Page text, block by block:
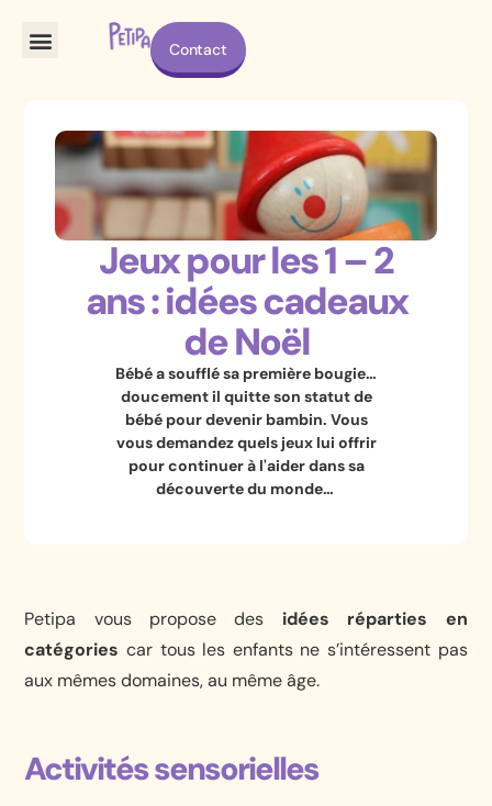
Contact
Jeux pour les 1 – 2
ans : idées cadeaux
de Noël
Bébé a soufflé sa première bougie…
doucement il quitte son statut de
bébé pour devenir bambin. Vous
vous demandez quels jeux lui offrir
pour continuer à l'aider dans sa
découverte du monde…
Petipa vous propose des idées réparties en
catégoriescar tous les enfants ne s’intéressent pas
aux mêmes domaines, au même âge.
Activités sensorielles